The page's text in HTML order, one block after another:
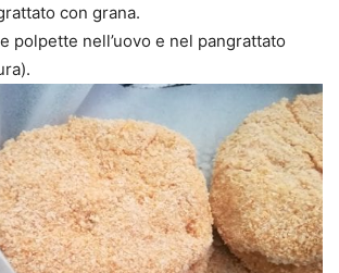
con grana.
polpette nell’uovo e nel pangrattato